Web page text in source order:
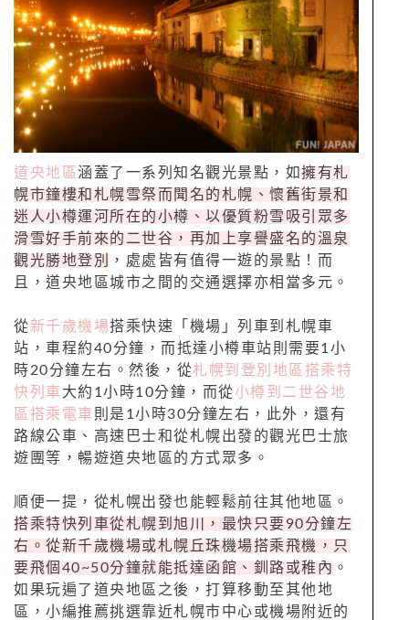
道央地區涵蓋了一系列知名觀光景點，如 擁有札
幌市鐘樓和札幌雪祭而聞名的札幌、懷舊街景和
迷人小樽運河所在的小樽、以優質粉雪吸引眾多
滑雪好手前來的二世谷，再加上享譽盛名的溫泉
觀光勝地登別
，處處皆有值得一遊的景點！而
且，道央地區城市之間的交通選擇亦相當多元。
從新千歲機場搭乘快速「機場」列車到札幌車
站，車程約40分鐘，而抵達小樽車站則需要1小
時20分鐘左右。然後，從札幌到登別地區搭乘特
快列車 大約1小時10分鐘，而從小樽到二世谷地
區搭乘電車 則是1小時30分鐘左右，此外，還有
路線公車、高速巴士和從札幌出發的觀光巴士旅
遊團等，暢遊道央地區的方式眾多。
順便一提，從札幌出發也能輕鬆前往其他地區。
搭乘特快列車從札幌到旭川，最快只要90分鐘左
右。從新千歲機場或札幌丘珠機場搭乘飛機，只
要飛個40~50分鐘就能抵達函館、釧路或稚內 。
如果玩遍了道央地區之後，打算移動至其他地
區，小編推薦挑選靠近札幌市中心或機場附近的